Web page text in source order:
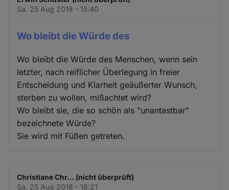
Sa. 25 Aug 2018 - 15:40
Wo bleibt die Würde des
Wo bleibt die Würde des Menschen, wenn sein
letzter, nach reiflicher Überlegung in freier
Entscheidung und Klarheit geäußerter Wunsch,
sterben zu wollen, mißachtet wird?
Wo bleibt sie, die so schön als "unantastbar"
bezeichnete Würde?
Sie wird mit Füßen getreten.
Christiane Chr… (nicht überprüft)
Sa. 25 Aug 2018 - 16:21